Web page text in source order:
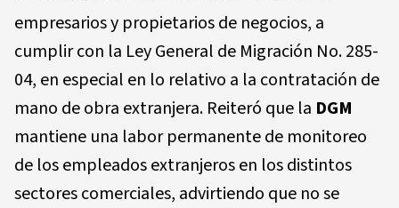
empresarios y propietarios de negocios, a
cumplir con la Ley General de Migración No. 285-
04, en especial en lo relativo a la contratación de
mano de obra extranjera. Reiteró que la DGM
mantiene una labor permanente de monitoreo
de los empleados extranjeros en los distintos
sectores comerciales, advirtiendo que no se